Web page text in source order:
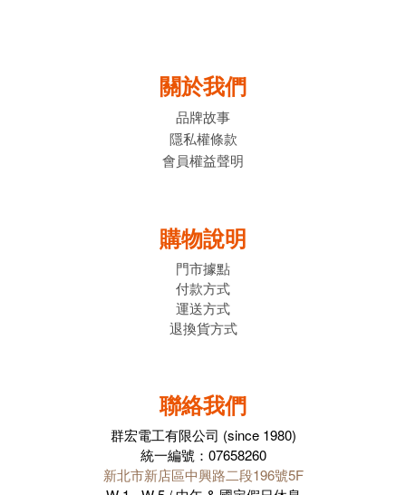
關於我們
品牌故事
隱私權條款
會員權益聲明
購物說明
門市據點
付款方式
運送方式
退換貨方式
聯絡我們
群宏電工有限公司 (since 1980)
統一編號：07658260
新北市新店區中興路二段196號5F